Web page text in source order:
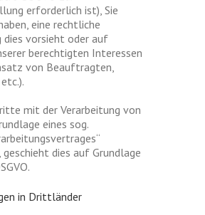
erforderlich ist), Sie
eine rechtliche
dies vorsieht oder auf
berechtigten Interessen
von Beauftragten,
mit der Verarbeitung von
eines sog.
dies auf Grundlage
in Drittländer